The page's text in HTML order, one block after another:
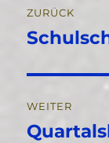
ZURÜCK
Vorheriger
WEITER
Nächster